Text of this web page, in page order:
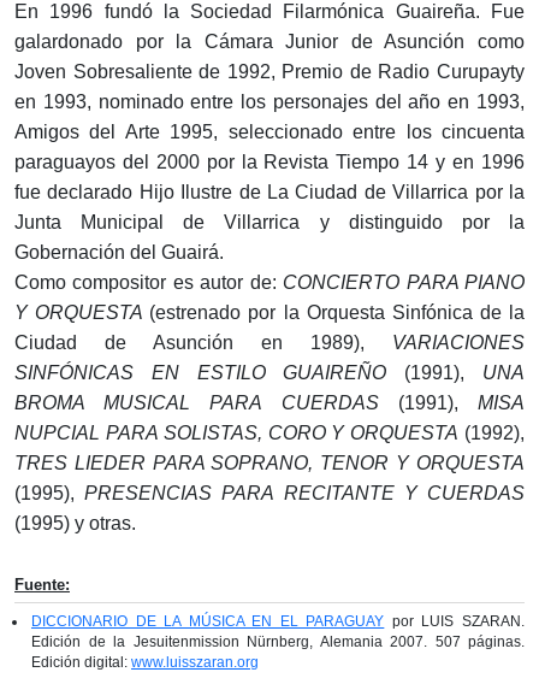
En 1996 fundó la Sociedad Filarmónica Guaireña. Fue
galardonado por la Cámara Junior de Asunción como
Joven Sobresaliente de 1992, Premio de Radio Curupayty
en 1993, nominado entre los personajes del año en 1993,
Amigos del Arte 1995, seleccionado entre los cincuenta
paraguayos del 2000 por la Revista Tiempo 14 y en 1996
fue declarado Hijo Ilustre de La Ciudad de Villarrica por la
Junta Municipal de Villarrica y distinguido por la
Gobernación del Guairá.
Como compositor es autor de: CONCIERTO PARA PIANO
Y ORQUESTA (estrenado por la Orquesta Sinfónica de la
Ciudad de Asunción en 1989), VARIACIONES
SINFÓNICAS EN ESTILO GUAIREÑO (1991), UNA
BROMA MUSICAL PARA CUERDAS (1991),MISA
NUPCIAL PARA SOLISTAS, CORO Y ORQUESTA (1992),
TRES LIEDER PARA SOPRANO, TENOR Y ORQUESTA
(1995),PRESENCIAS PARA RECITANTE Y CUERDAS
(1995) y otras.
Fuente:
DICCIONARIO DE LA MÚSICA EN EL PARAGUAY por LUIS SZARAN.
Edición de la Jesuitenmission Nürnberg, Alemania 2007. 507 páginas.
Edición digital: www.luisszaran.org